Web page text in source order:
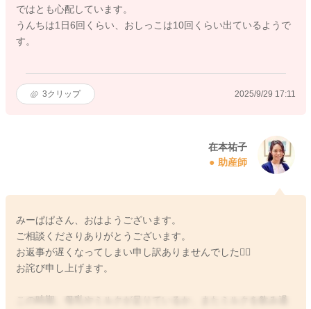
ではとも心配しています。
うんちは1日6回くらい、おしっこは10回くらい出ているようで
す。
3クリップ 2025/9/29 17:11
在本祐子
助産師
みーぱぱさん、おはようございます。
ご相談くださりありがとうございます。
お返事が遅くなってしまい申し訳ありませんでした🙇‍♀️
お詫び申し上げます。
この時期、母乳やミルクが足りているか、またミルクを飲み過